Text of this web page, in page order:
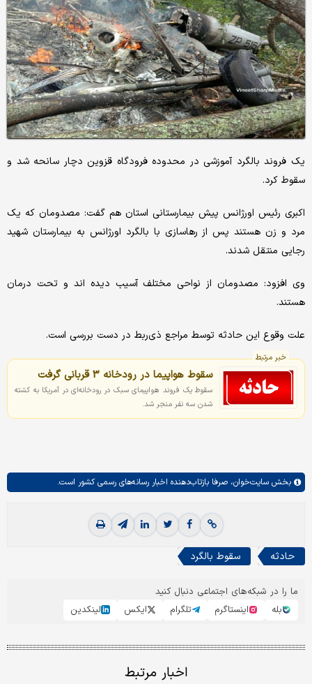
یک فروند بالگرد آموزشی در محدوده فرودگاه قزوین دچار سانحه شد و
سقوط کرد.
اکبری رئیس اورژانس پیش بیمارستانی استان هم گفت: مصدومان که یک
مرد و زن هستند پس از رهاسازی با بالگرد اورژانس به بیمارستان شهید
رجایی منتقل شدند.
وی افزود: مصدومان از نواحی مختلف آسیب دیده اند و تحت درمان
هستند.
علت وقوع این حادثه توسط مراجع ذی‌ربط در دست بررسی است.
خبر مرتبط
سقوط هواپیما در رودخانه 3 قربانی گرفت
سقوط یک فروند هواپیمای سبک در رودخانه‌ای در آمریکا به کشته
شدن سه نفر منجر شد.
بخش سایت‌خوان، صرفا بازتاب‌دهنده اخبار رسانه‌های رسمی کشور است.
حادثه سقوط بالگرد
ما را در شبکه‌های اجتماعی دنبال کنید
بله
اینستاگرم تلگرام ایکس لینکدین
اخبار مرتبط